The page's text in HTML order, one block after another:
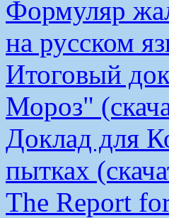
Формуляр
на русском
Итоговый
Мороз"
Доклад для
пытках
The Report